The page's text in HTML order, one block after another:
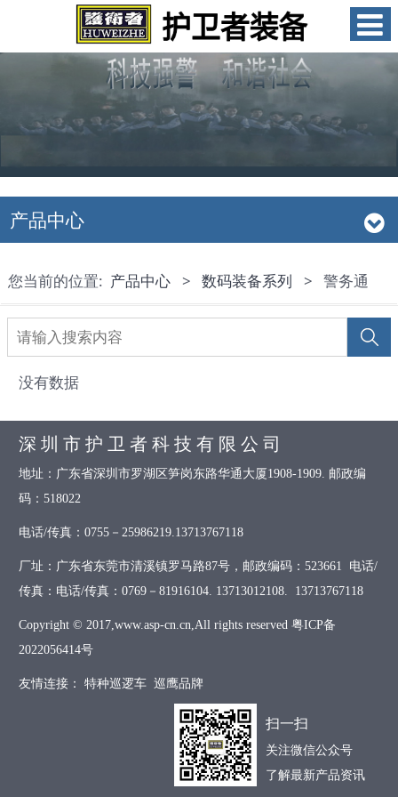
产品中心
您当前的位置: 产品中心 > 数码装备系列 > 警务通
没有数据
深 圳 市 护 卫 者 科 技 有 限 公 司
地址：广东省深圳市罗湖区笋岗东路华通大厦1908-1909. 邮政编
码：518022
电话/传真：0755－25986219.13713767118
厂址：广东省东莞市清溪镇罗马路87号，邮政编码：523661 电话/
传真：电话/传真：0769－81916104. 13713012108. 13713767118
Copyright © 2017,www.asp-cn.cn,All rights reserved 粤ICP备
2022056414号
友情连接： 特种巡逻车 巡鹰品牌
扫一扫
关注微信公众号
了解最新产品资讯